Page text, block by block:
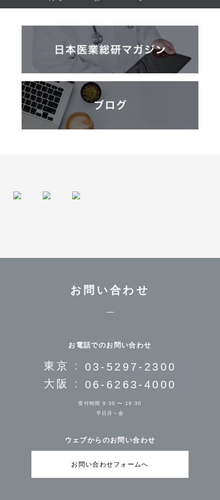
お問い合わせ
お電話でのお問い合わせ
東京 : 03-5297-2300
大阪 : 06-6263-4000
受付時間 9:30 〜 16:30
平日月～金
ウェブからのお問い合わせ
お問い合わせフォームへ